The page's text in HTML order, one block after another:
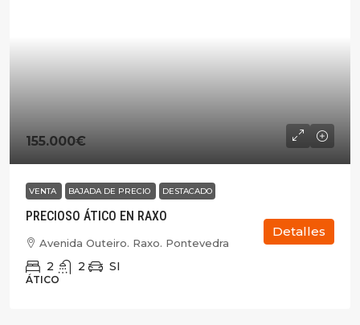
155.000€
VENTA BAJADA DE PRECIO DESTACADO
PRECIOSO ÁTICO EN RAXO
Avenida Outeiro. Raxo. Pontevedra
2 2 SI
ÁTICO
Detalles